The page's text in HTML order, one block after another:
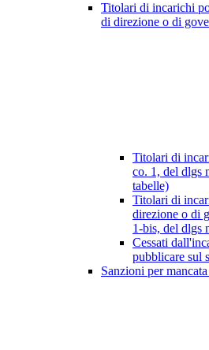
Titolari di incarichi
di direzione o di
Titolari di
co. 1, del dlgs
tabelle)
Titolari di
direzione o di
1-bis, del dlgs
Cessati
pubblicare sul
Sanzioni per